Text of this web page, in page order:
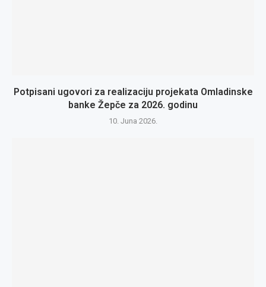
Potpisani ugovori za realizaciju projekata Omladinske
banke Žepče za 2026. godinu
10. Juna 2026.